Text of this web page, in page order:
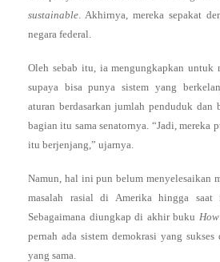
sustainable . Akhirnya, mereka sepakat
negara federal.
Oleh sebab itu, ia mengungkapkan untuk
supaya bisa punya sistem yang
aturan berdasarkan jumlah penduduk dan
bagian itu sama senatornya. “Jadi, mereka
itu berjenjang,” ujarnya.
Namun, hal ini pun belum menyelesaikan
masalah rasial di Amerika hingga saat
Sebagaimana diungkap di akhir buku
pernah ada sistem demokrasi yang
yang sama.